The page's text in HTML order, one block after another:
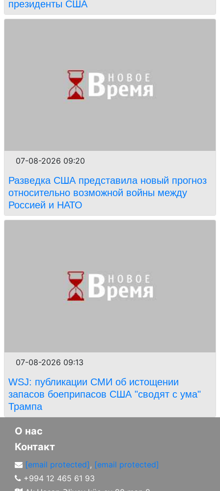
президенты США
07-08-2026 09:20
Разведка США представила новый прогноз
относительно возможной войны между
Россией и НАТО
07-08-2026 09:13
WSJ: публикации СМИ об истощении
запасов боеприпасов США "сводят с ума"
Трампа
О нас
Контакт
[email protected], [email protected]
+994 12 465 61 93